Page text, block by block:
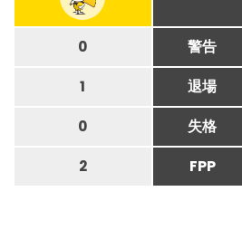
0 警告
1 退場
0 失格
2 FPP